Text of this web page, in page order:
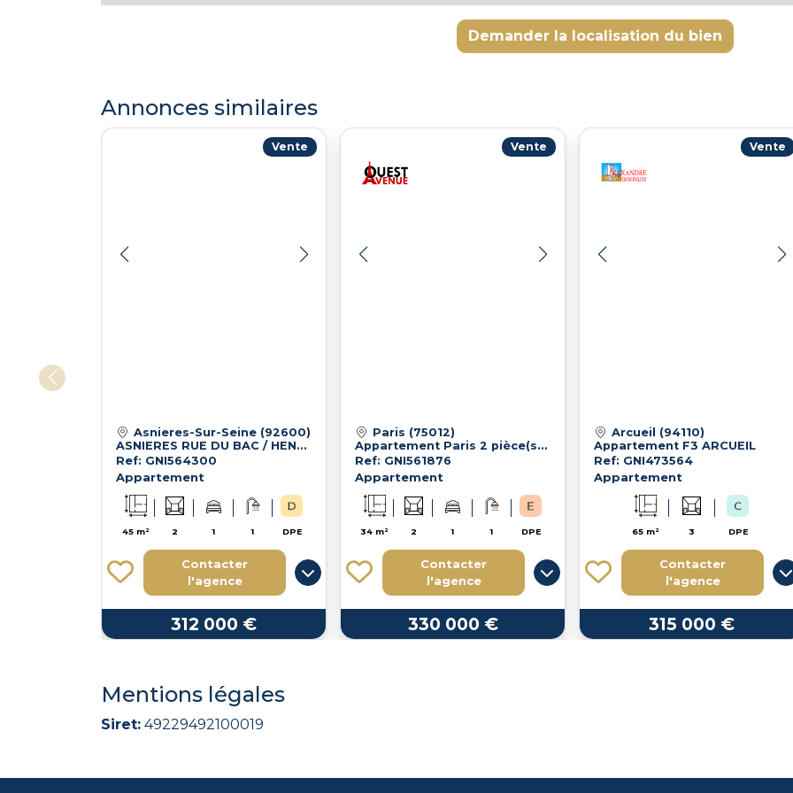
Demander la localisation du bien
Annonces similaires
Vente
Asnieres-Sur-Seine (92600)
ASNIERES RUE DU BAC / HENRI MOREAU - 2 PIECES MODULABLES - 4
Ref: GNI564300
Appartement
45 m² 2 1 1 DPE
Contacter
l'agence
312 000 €
Vente
Paris (75012)
Appartement Paris 2 pièce(s) 34 m2
Ref: GNI561876
Appartement
34 m² 2 1 1 DPE
Contacter
l'agence
330 000 €
Vente
Arcueil (94110)
Appartement F3 ARCUEIL
Ref: GNI473564
Appartement
65 m² 3 DPE
Contacter
l'agence
315 000 €
Mentions légales
Siret: 49229492100019